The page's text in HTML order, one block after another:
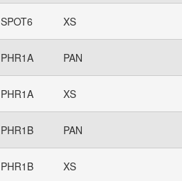
SPOT6 XS
PHR1A PAN
PHR1A XS
PHR1B PAN
PHR1B XS